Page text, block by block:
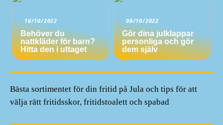
16/10/2022
Behöver du
nattkläder för barn?
Hitta den i uttaget
08/10/2022
Gör dina julklappar
personliga och gör
dem själv
Bästa sortimentet för din fritid på Jula och tips för att
välja rätt fritidsskor, fritidstoalett och spabad